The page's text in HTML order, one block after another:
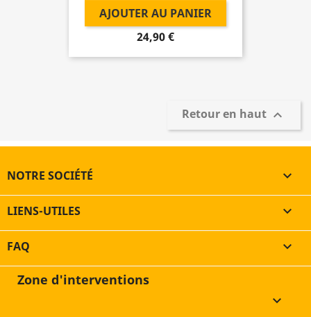
AJOUTER AU PANIER
24,90 €
Retour en haut 
NOTRE SOCIÉTÉ 
LIENS-UTILES 
FAQ

Zone d'interventions
keyboard_arrow_down